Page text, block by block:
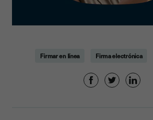
Firmar en línea Firma electrónica